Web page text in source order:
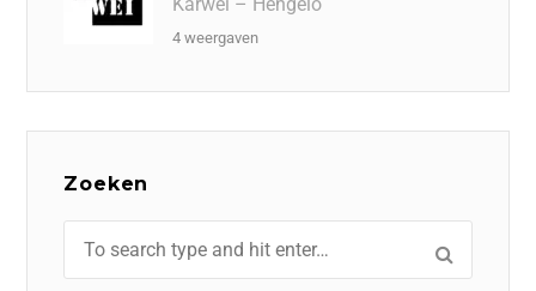
4 weergaven
Zoeken